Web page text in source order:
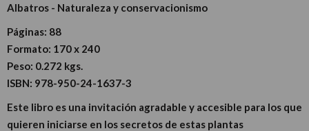
Albatros - Naturaleza y conservacionismo
Páginas: 88
Formato: 170 x 240
Peso: 0.272 kgs.
ISBN: 978-950-24-1637-3
Este libro es una invitación agradable y accesible para los que
quieren iniciarse en los secretos de estas plantas